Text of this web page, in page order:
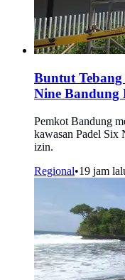
Buntut
Nine Bandung
Pemkot Bandung
kawasan Padel Six
izin.
Regional•19 jam